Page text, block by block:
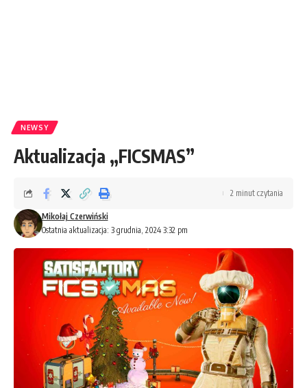
NEWSY
Aktualizacja „FICSMAS”
Ostatnia aktualizacja: 3 grudnia, 2024 3:32 pm
Mikołaj Czerwiński
2 minut czytania